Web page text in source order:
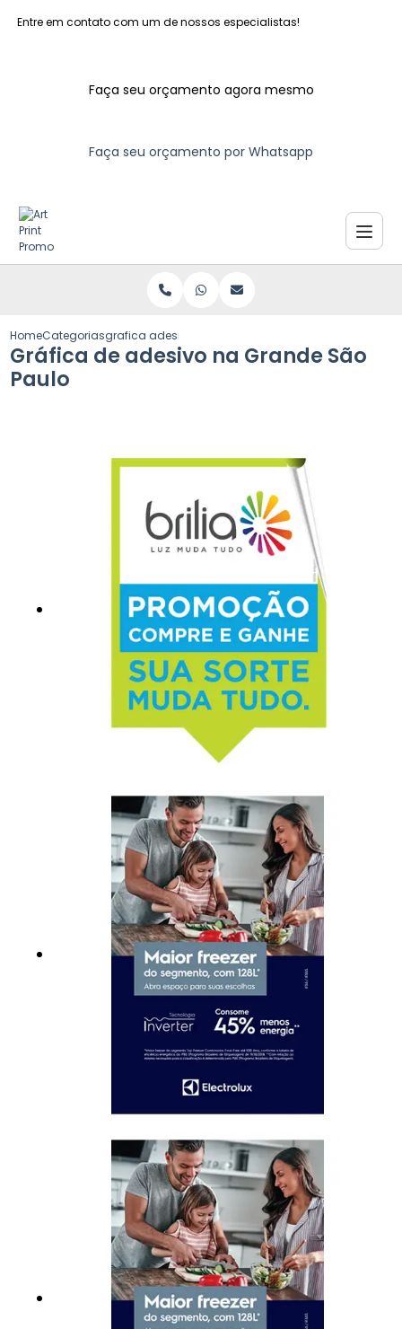
Entre em contato com um de nossos especialistas!
Faça seu orçamento agora mesmo
Faça seu orçamento por Whatsapp
HomeCategoriasgrafica adesivo grande sao paulo
Gráfica de adesivo na Grande São
Paulo